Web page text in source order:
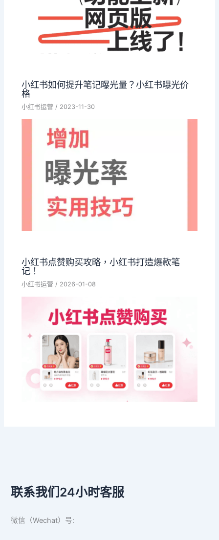
小红书如何提升笔记曝光量？小红书曝光价
格
小红书运营 / 2023-11-30
小红书点赞购买攻略，小红书打造爆款笔
记！
小红书运营 / 2026-01-08
联系我们24小时客服
微信（Wechat）号: